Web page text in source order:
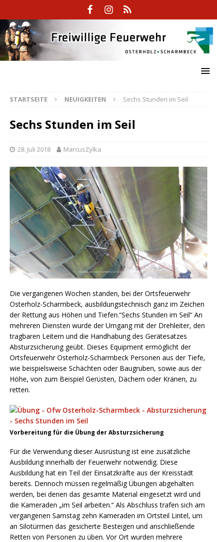
STARTSEITE NEUIGKEITEN Sechs Stunden im Seil
Sechs Stunden im Seil
28. Juli 2018 MarcusZylka
Die vergangenen Wochen standen, bei der Ortsfeuerwehr
Osterholz-Scharmbeck, ausbildungstechnisch ganz im Zeichen
der Rettung aus Höhen und Tiefen.“Sechs Stunden im Seil“ An
mehreren Diensten wurde der Umgang mit der Drehleiter, den
tragbaren Leitern und die Handhabung des Gerätesatzes
Absturzsicherung geübt. Dieses Equipment ermöglicht der
Ortsfeuerwehr Osterholz-Scharmbeck Personen aus der Tiefe,
wie beispielsweise Schächten oder Baugruben, sowie aus der
Höhe, von zum Beispiel Gerüsten, Dächern oder Kränen, zu
retten.
Vorbereitung für die Übung der Absturzsicherung
Für die Verwendung dieser Ausrüstung ist eine zusätzliche
Ausbildung innerhalb der Feuerwehr notwendig. Diese
Ausbildung hat ein Teil der Einsatzkräfte aus der Kreisstadt
bereits. Dennoch müssen regelmäßig Übungen abgehalten
werden, bei denen das gesamte Material eingesetzt wird und
die Kameraden „im Seil arbeiten.“ Als Abschluss trafen sich am
vergangenen Samstag zehn Kameraden im Ortsteil Lintel, um
an Silotürmen das gesicherte Besteigen und anschließende
Retten von Personen zu üben. Vor Ort wurden mehrere